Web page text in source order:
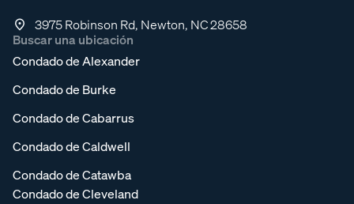
3975 Robinson Rd, Newton, NC 28658
Buscar una ubicación
Condado de Alexander
Condado de Burke
Condado de Cabarrus
Condado de Caldwell
Condado de Catawba
Condado de Cleveland